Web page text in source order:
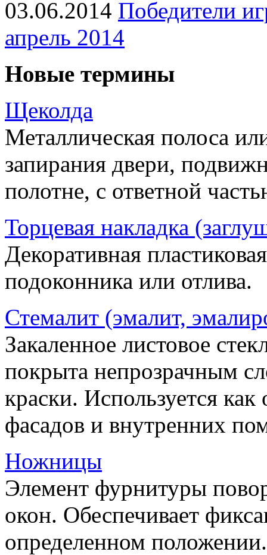
03.06.2014 Победители
апрель 2014
Новые термины
Щеколда
Металлическая полоса
запирания двери,
полотне, с ответной
Торцевая накладка
Декоративная
подоконника или отлива.
Стемалит (эмалит,
Закаленное листовое
покрыта непрозрачным
краски. Используется
фасадов и внутренних
Ножницы
Элемент фурнитуры
окон. Обеспечивает
определенном положении.